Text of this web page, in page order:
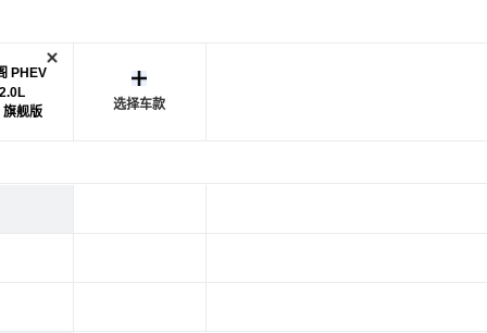
PHEV
舰版
选择车款